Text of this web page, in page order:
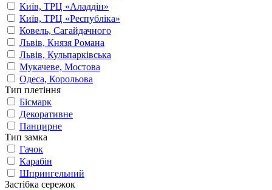
Київ, ТРЦ «Аладдін»
Київ, ТРЦ «Республіка»
Ковель, Сагайдачного
Львів, Князя Романа
Львів, Кульпарківська
Мукачеве, Мостова
Одеса, Корольова
Тип плетіння
Бісмарк
Декоративне
Панцирне
Тип замка
Гачок
Карабін
Шпрингельний
Застібка сережок